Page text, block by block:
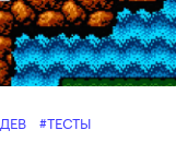
#ТЕСТЫ